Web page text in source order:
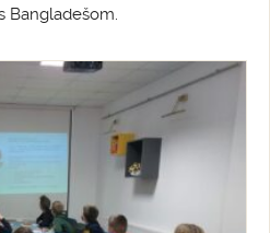
Bangladešom.